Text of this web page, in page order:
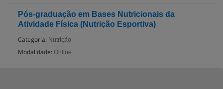
Pós-graduação em Bases Nutricionais da
Atividade Física (Nutrição Esportiva)
Categoria: Nutrição
Modalidade: Online